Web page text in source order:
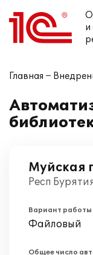
и
Главная
Муйская
Респ
Вариант работы
Файловый
Общее число